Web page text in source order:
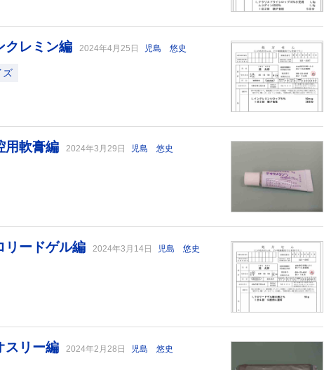
クレミン編 2024年4月25日 児島 悠史
ズ
用軟膏編 2024年3月29日 児島 悠史
リードゲル編 2024年3月14日 児島 悠史
スリー編 2024年2月28日 児島 悠史